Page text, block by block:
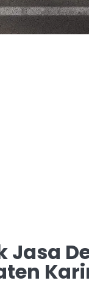
Jasa